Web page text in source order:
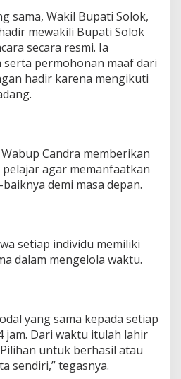
sama, Wakil Bupati Solok,
mewakili Bupati Solok
secara resmi. Ia
serta permohonan maaf dari
hadir karena mengikuti
Candra memberikan
agar memanfaatkan
demi masa depan.
setiap individu memiliki
dalam mengelola waktu.
yang sama kepada setiap
jam. Dari waktu itulah lahir
untuk berhasil atau
sendiri,” tegasnya.